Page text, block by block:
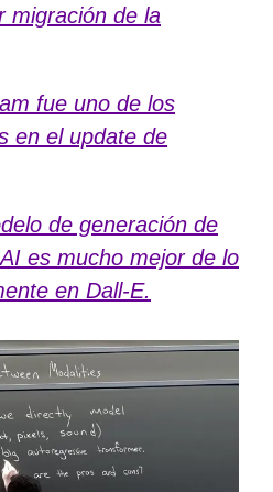
migración de la
fue uno de los
en el update de
de generación de
es mucho mejor de lo
en Dall-E.